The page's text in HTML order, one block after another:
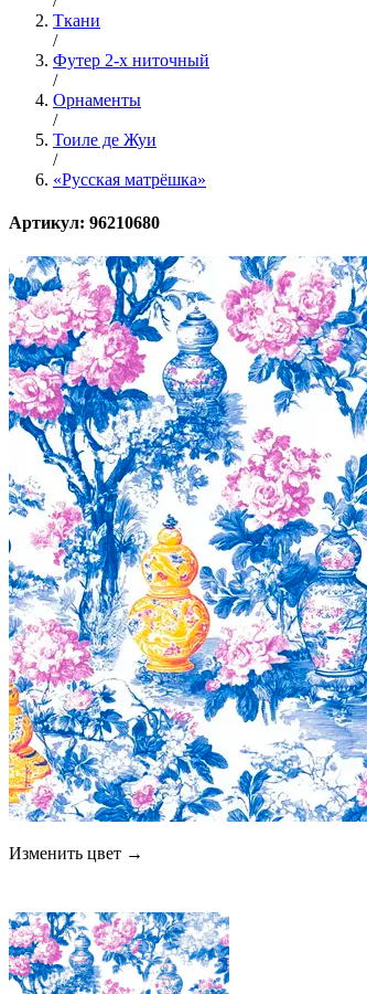
Ткани
/
Футер 2-х ниточный
/
Орнаменты
/
Тоиле де Жуи
/
«Русская матрёшка»
Артикул: 96210680
Изменить цвет →